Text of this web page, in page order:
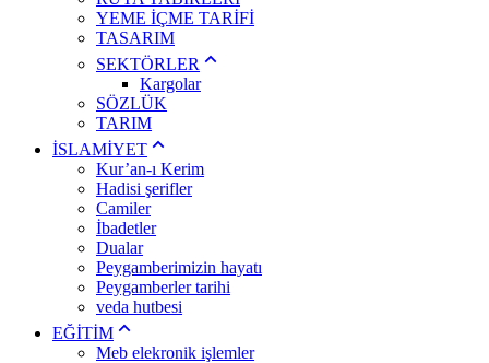
YEME İÇME TARİFİ
TASARIM
SEKTÖRLER
Kargolar
SÖZLÜK
TARIM
İSLAMİYET
Kur’an-ı Kerim
Hadisi şerifler
Camiler
İbadetler
Dualar
Peygamberimizin hayatı
Peygamberler tarihi
veda hutbesi
EĞİTİM
Meb elekronik işlemler